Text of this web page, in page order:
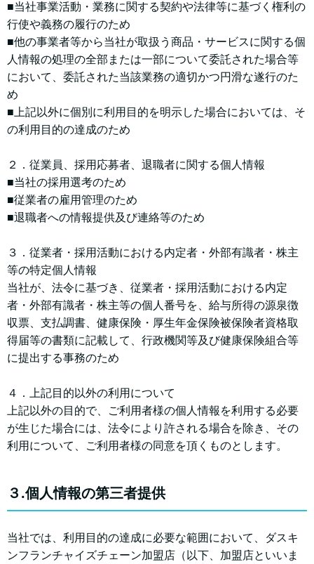
■当社事業活動・業務に関する契約や法律等に基づく権利の
行使や義務の履行のため
■他の事業者等から当社が取扱う商品・サービスに関する個
人情報の処理の全部または一部について委託された場合等
において、委託された当該業務の適切かつ円滑な遂行のた
め
■上記以外に個別に利用目的を明示した場合においては、そ
の利用目的の達成のため
２．従業員、採用応募者、退職者に関する個人情報
■当社の採用選考のため
■従業者の雇用管理のため
■退職者への情報提供及び連絡等のため
３．従業者・採用活動における内定者・外部有識者・株主
等の特定個人情報
当社が、法令に基づき、従業者・採用活動における内定
者・外部有識者・株主等の個人番号を、給与所得の源泉徴
収票、支払調書、健康保険・厚生年金保険被保険者資格取
得届等の書類に記載して、行政機関等及び健康保険組合等
に提出する事務のため
４．上記目的以外の利用について
上記以外の目的で、ご利用者様の個人情報を利用する必要
が生じた場合には、法令により許される場合を除き、その
利用について、ご利用者様の同意を頂くものとします。
３.個人情報の第三者提供
当社では、利用目的の達成に必要な範囲において、ダスキ
ンフランチャイズチェーン加盟店（以下、加盟店といいま